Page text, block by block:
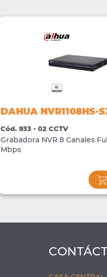
DAHUA NVR1108HS-
Cód. 933 - 02 CCTV
Grabadora NVR 8 Canales
Mbps